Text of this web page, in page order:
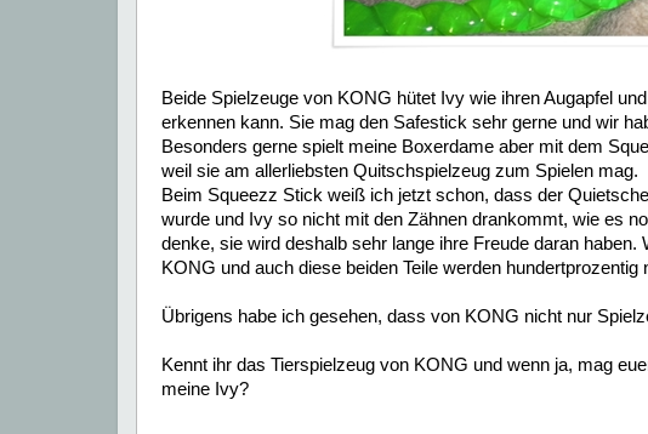
Beide Spielzeuge von KONG hütet Ivy wie ihren Augapfel
erkennen kann. Sie mag den Safestick sehr gerne und wir
Besonders gerne spielt meine Boxerdame aber mit dem
weil sie am allerliebsten Quitschspielzeug zum Spielen mag.
Beim Squeezz Stick weiß ich jetzt schon, dass der
wurde und Ivy so nicht mit den Zähnen drankommt, wie es
denke, sie wird deshalb sehr lange ihre Freude daran
KONG und auch diese beiden Teile werden
Übrigens habe ich gesehen, dass von KONG nicht nur
Kennt ihr das Tierspielzeug von KONG und wenn ja, mag
meine Ivy?